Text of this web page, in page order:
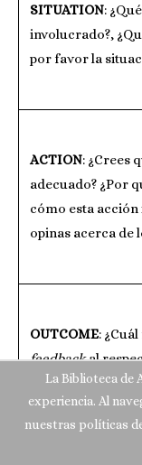
SITUATION:
involucrado?,
por favor la
ACTION: ¿Crees
adecuado? ¿Por
cómo esta
opinas acerca de
OUTCOME:
feedbackal
vez? ¿Cómo
La Biblioteca de
experiencia. Al
nuestras políticas